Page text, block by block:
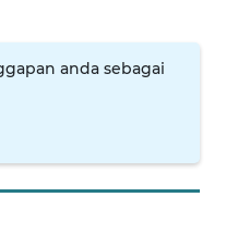
anda sebagai